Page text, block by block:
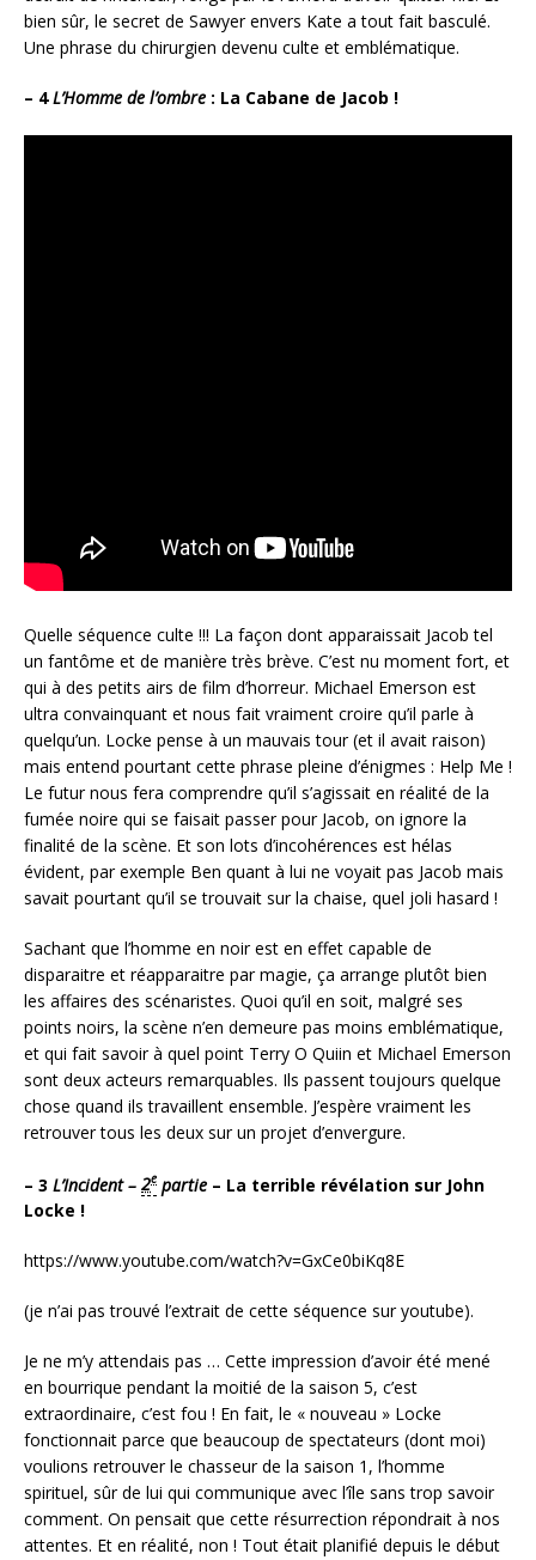
bien sûr, le secret de Sawyer envers Kate a tout fait basculé.
Une phrase du chirurgien devenu culte et emblématique.
– 4L’Homme de l’ombre : La Cabane de Jacob !
Quelle séquence culte !!! La façon dont apparaissait Jacob tel
un fantôme et de manière très brève. C’est nu moment fort, et
qui à des petits airs de film d’horreur. Michael Emerson est
ultra convainquant et nous fait vraiment croire qu’il parle à
quelqu’un. Locke pense à un mauvais tour (et il avait raison)
mais entend pourtant cette phrase pleine d’énigmes : Help Me !
Le futur nous fera comprendre qu’il s’agissait en réalité de la
fumée noire qui se faisait passer pour Jacob, on ignore la
finalité de la scène. Et son lots d’incohérences est hélas
évident, par exemple Ben quant à lui ne voyait pas Jacob mais
savait pourtant qu’il se trouvait sur la chaise, quel joli hasard !
Sachant que l’homme en noir est en effet capable de
disparaitre et réapparaitre par magie, ça arrange plutôt bien
les affaires des scénaristes. Quoi qu’il en soit, malgré ses
points noirs, la scène n’en demeure pas moins emblématique,
et qui fait savoir à quel point Terry O Quiin et Michael Emerson
sont deux acteurs remarquables. Ils passent toujours quelque
chose quand ils travaillent ensemble. J’espère vraiment les
retrouver tous les deux sur un projet d’envergure.
– 3 L’Incident – 2e partie – La terrible révélation sur John
Locke !
https://www.youtube.com/watch?v=GxCe0biKq8E
(je n’ai pas trouvé l’extrait de cette séquence sur youtube).
Je ne m’y attendais pas … Cette impression d’avoir été mené
en bourrique pendant la moitié de la saison 5, c’est
extraordinaire, c’est fou ! En fait, le « nouveau » Locke
fonctionnait parce que beaucoup de spectateurs (dont moi)
voulions retrouver le chasseur de la saison 1, l’homme
spirituel, sûr de lui qui communique avec l’île sans trop savoir
comment. On pensait que cette résurrection répondrait à nos
attentes. Et en réalité, non ! Tout était planifié depuis le début